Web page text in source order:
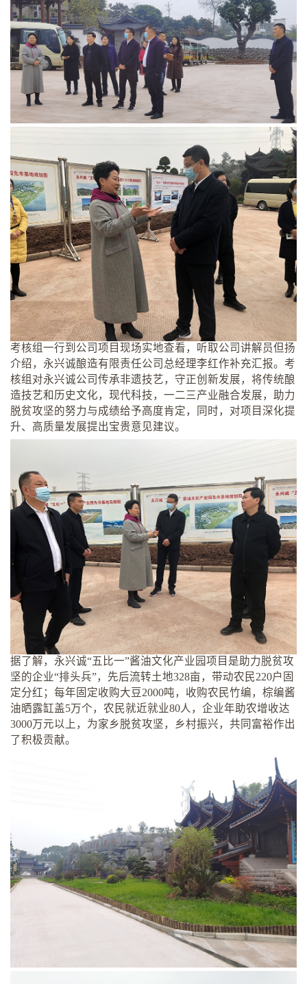
考核组一行到公司项目现场实地查看，听取公司讲解员但扬
介绍，永兴诚酿造有限责任公司总经理李红作补充汇报。考
核组对永兴诚公司传承非遗技艺，守正创新发展，将传统酿
造技艺和历史文化，现代科技，一二三产业融合发展，助力
脱贫攻坚的努力与成绩给予高度肯定，同时，对项目深化提
升、高质量发展提出宝贵意见建议。
据了解，永兴诚“五比一”酱油文化产业园项目是助力脱贫攻
坚的企业“排头兵”，先后流转土地328亩，带动农民220户固
定分红；每年固定收购大豆2000吨，收购农民竹编，棕编酱
油晒露缸盖5万个，农民就近就业80人，企业年助农增收达
3000万元以上，为家乡脱贫攻坚，乡村振兴，共同富裕作出
了积极贡献。